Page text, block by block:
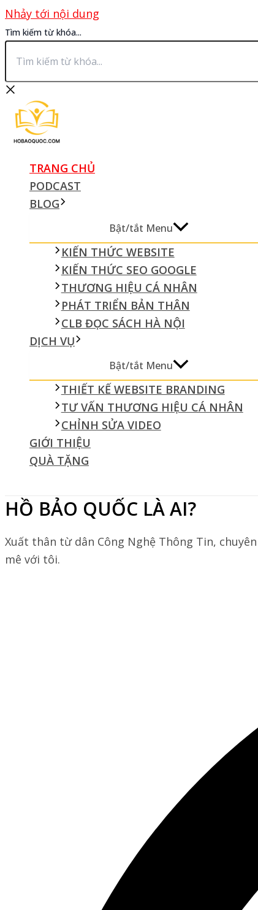
Nhảy tới nội dung
Tìm kiếm từ khóa...
TRANG CHỦ
PODCAST
BLOG
Bật/tắt Menu
KIẾN THỨC WEBSITE
KIẾN THỨC SEO GOOGLE
THƯƠNG HIỆU CÁ NHÂN
PHÁT TRIỂN BẢN THÂN
CLB ĐỌC SÁCH HÀ NỘI
DỊCH VỤ
Bật/tắt Menu
THIẾT KẾ WEBSITE BRANDING
TƯ VẤN THƯƠNG HIỆU CÁ NHÂN
CHỈNH SỬA VIDEO
GIỚI THIỆU
QUÀ TẶNG
HỒ BẢO QUỐC LÀ AI?
Xuất thân từ dân Công Nghệ Thông Tin,
mê với tôi.